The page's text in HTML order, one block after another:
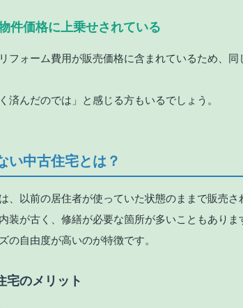
件価格に上乗せされている
フォーム費用が販売価格に含まれているため、
済んだのでは」と感じる方もいるでしょう。
い中古住宅とは？
、以前の居住者が使っていた状態のままで販売さ
装が古く、修繕が必要な箇所が多いこともあり
の自由度が高いのが特徴です。
宅のメリット